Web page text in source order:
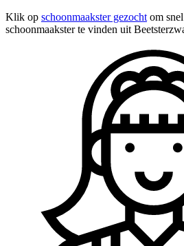
Klik op schoonmaakster gezocht om
schoonmaakster te vinden uit